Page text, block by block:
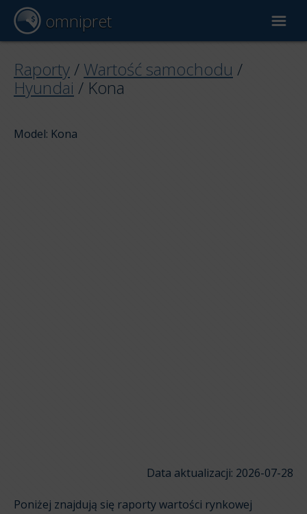
omnipret
Wycena samochodu
Raporty / Wartość samochodu /
Hyundai / Kona
Model: Kona
Data aktualizacji: 2026-07-28
Poniżej znajdują się raporty wartości rynkowej